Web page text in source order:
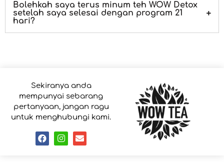
Bolehkah saya terus minum teh WOW Detox
setelah saya selesai dengan program 21
hari?
Sekiranya anda
mempunyai sebarang
pertanyaan, jangan ragu
untuk menghubungi kami.